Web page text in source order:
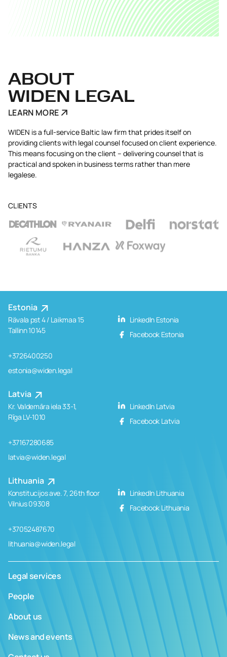
ABOUT
WIDEN LEGAL
LEARN MORE
WIDEN is a full-service Baltic law firm that prides itself on
providing clients with legal counsel focused on client experience.
This means focusing on the client – delivering counsel that is
practical and spoken in business terms rather than mere
legalese.
CLIENTS
Estonia
Rävala pst 4 / Laikmaa 15
Tallinn 10145
+3726400250
estonia@widen.legal
LinkedIn Estonia
Facebook Estonia
Latvia
Kr. Valdemāra iela 33-1,
Rīga LV-1010
+37167280685
latvia@widen.legal
LinkedIn Latvia
Facebook Latvia
Lithuania
Konstitucijos ave. 7, 26th floor
Vilnius 09308
+37052487670
lithuania@widen.legal
LinkedIn Lithuania
Facebook Lithuania
Legal services
People
About us
News and events